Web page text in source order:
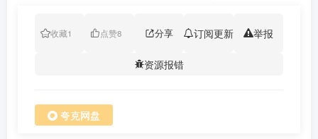
收藏1 点赞8 分享 订阅更新 举报
资源报错
夸克网盘